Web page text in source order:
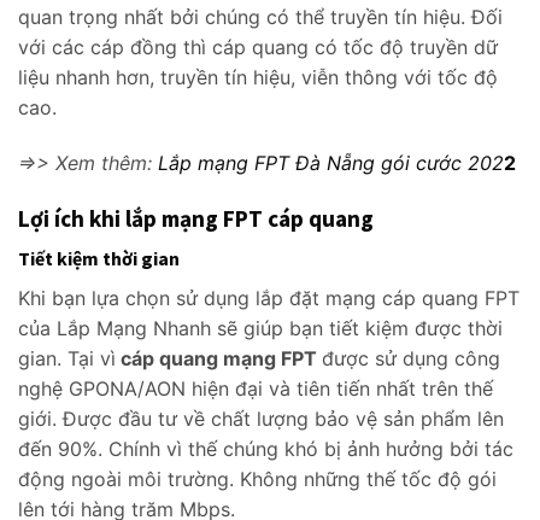
quan trọng nhất bởi chúng có thể truyền tín hiệu. Đối
với các cáp đồng thì cáp quang có tốc độ truyền dữ
liệu nhanh hơn, truyền tín hiệu, viễn thông với tốc độ
cao.
=>> Xem thêm: Lắp mạng FPT Đà Nẵng gói cước 2022
Lợi ích khi lắp mạng FPT cáp quang
Tiết kiệm thời gian
Khi bạn lựa chọn sử dụng lắp đặt mạng cáp quang FPT
của Lắp Mạng Nhanh sẽ giúp bạn tiết kiệm được thời
gian. Tại vì cáp quang mạng FPT được sử dụng công
nghệ GPONA/AON hiện đại và tiên tiến nhất trên thế
giới. Được đầu tư về chất lượng bảo vệ sản phẩm lên
đến 90%. Chính vì thế chúng khó bị ảnh hưởng bởi tác
động ngoài môi trường. Không những thế tốc độ gói
lên tới hàng trăm Mbps.